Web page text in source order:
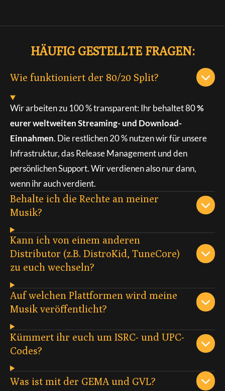
HÄUFIG GESTELLTE FRAGEN:
Wie funktioniert der 80/20 Split?
Wir arbeiten zu 100 % transparent: Ihr behaltet 80%
eurer weltweiten Streaming- und Download-
Einnahmen. Die restlichen 20 % nutzen wir für unsere
Infrastruktur, das Release Management und den
persönlichen Support. Wir verdienen also nur dann,
wenn ihr auch verdient.
Behalte ich die Rechte an meiner
Musik?
Kann ich von einem anderen
Distributor (z.B. DistroKid, TuneCore)
zu euch wechseln?
Auf welchen Plattformen wird meine
Musik veröffentlicht?
Kümmert ihr euch um ISRC- und UPC-
Codes?
Was ist mit der GEMA und GVL?